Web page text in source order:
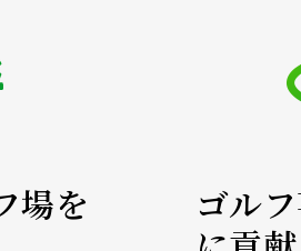
場を
ゴル